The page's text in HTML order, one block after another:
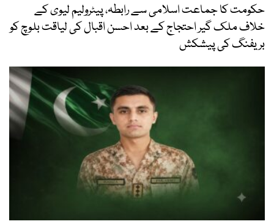
حکومت کا جماعت اسلامی سے رابطہ، پیٹرولیم لیوی کے
خلاف ملک گیر احتجاج کے بعد احسن اقبال کی لیاقت بلوچ کو
بریفنگ کی پیشکش